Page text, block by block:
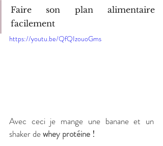
Faire son plan alimentaire
facilement
https://youtu.be/QfQIzouoGms
Avec ceci je mange une banane et un
shaker de whey protéine !